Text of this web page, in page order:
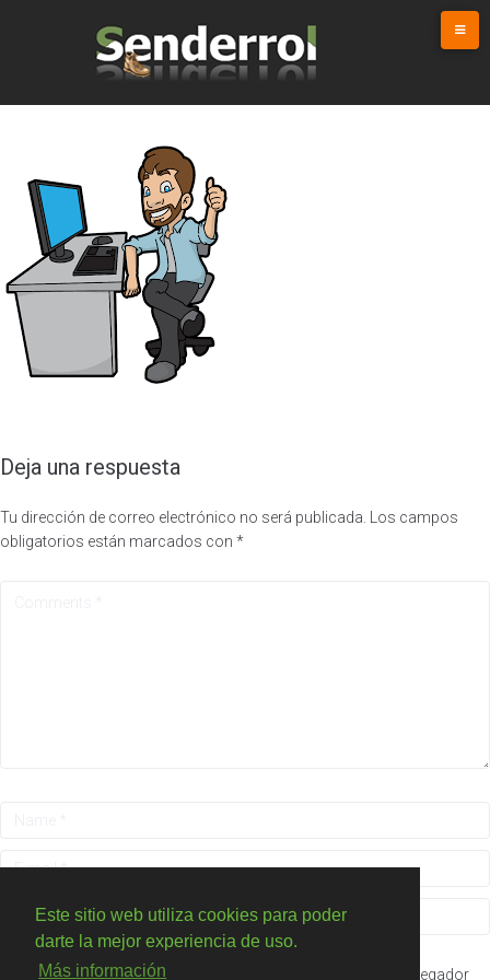
Este sitio web utiliza cookies para poder
darte la mejor experiencia de uso.
Más información
Deja una respuesta
Tu dirección de correo electrónico no será publicada.
Los campos
obligatorios están marcados con *
Guarda mi nombre, correo electrónico y web en este navegador